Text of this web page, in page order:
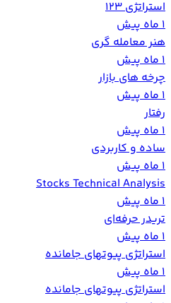
استراتژی 123
1 ماه پیش
هنر معامله گری
1 ماه پیش
چرخه های بازار
1 ماه پیش
رفتار
1 ماه پیش
ساده و کاربردی
1 ماه پیش
Stocks Technical Analysis
1 ماه پیش
تریدر حرفه‌ای
1 ماه پیش
استراتژی پیوتهای جامانده
1 ماه پیش
استراتژی پیوتهای جامانده